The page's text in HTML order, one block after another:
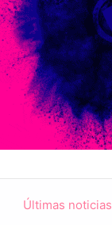
Últimas noticias